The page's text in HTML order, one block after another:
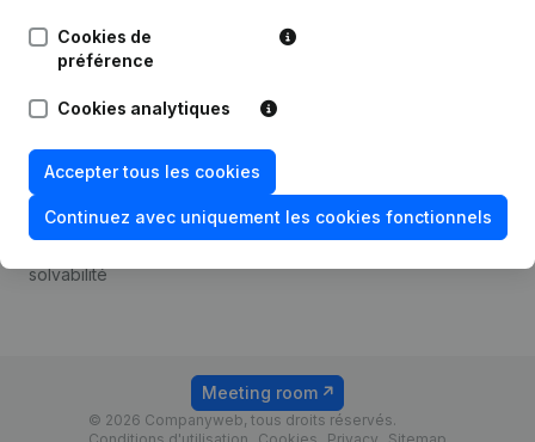
Cookies de
préférence
Cookies analytiques
Accepter tous les cookies
Continuez avec uniquement les cookies fonctionnels
Compliance et prévention
de la fraude
Consulter des comptes
Recherche de numéro de
TVA
solvabilité
Tarifs
© 2026 Companyweb, tous droits réservés.
Meeting room